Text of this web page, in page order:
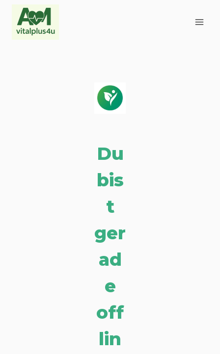
Zum
Inhalt
springen
Du
bis
t
ger
ad
e
off
lin